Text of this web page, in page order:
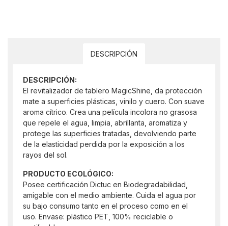
DESCRIPCIÓN
DESCRIPCIÓN:
El revitalizador de tablero MagicShine, da protección
mate a superficies plásticas, vinilo y cuero. Con suave
aroma cítrico. Crea una película incolora no grasosa
que repele el agua, limpia, abrillanta, aromatiza y
protege las superficies tratadas, devolviendo parte
de la elasticidad perdida por la exposición a los
rayos del sol.
PRODUCTO ECOLÓGICO:
Posee certificación Dictuc en Biodegradabilidad,
amigable con el medio ambiente. Cuida el agua por
su bajo consumo tanto en el proceso como en el
uso. Envase: plástico PET, 100% reciclable o